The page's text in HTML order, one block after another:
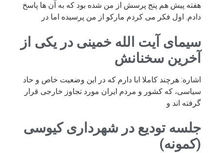
هفته پیش هم پنج پرسش از من شده بود که به آن ها پاسخ
دادم. اول فکر می کردم مارکو از من پرسیده اما در
سیمای آیت الله خمینی در یکی از
آخرین سخنانش
اشاره: هرچند کاملا ابا دارم که در این وضعیت خاص و حاد
سیاسی، که کشور و مردم ایران مورد تجاوز خارجی قرار
گرفته اند و
جلسه تودیع در شهرداری کیوسی
(کمونه)